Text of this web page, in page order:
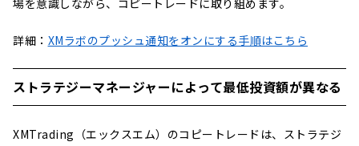
詳細： XMラボのプッシュ通知をオンにする手順はこちら
ストラテジーマネージャーによって最低投資額が異なる
XMTrading（エックスエム）のコピートレードは、ストラテジ